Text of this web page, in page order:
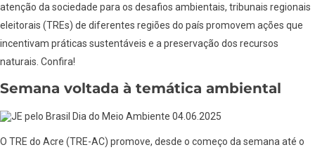
atenção da sociedade para os desafios ambientais, tribunais regionais
eleitorais (TREs) de diferentes regiões do país promovem ações que
incentivam práticas sustentáveis e a preservação dos recursos
naturais. Confira!
Semana voltada à temática ambiental
O TRE do Acre (TRE-AC) promove, desde o começo da semana até o